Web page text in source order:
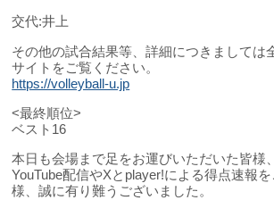
交代:井上
その他の試合結果等、詳細につきましては
サイトをご覧ください。
https://volleyball-u.jp
<最終順位>
ベスト16
本日も会場まで足をお運びいただいた皆様
YouTube配信やXとplayer!による得点速報
様、誠に有り難うございました。